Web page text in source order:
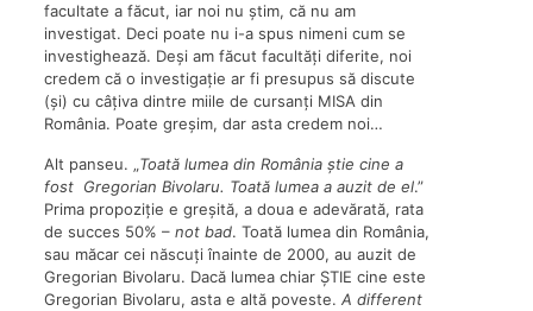
facultate a făcut, iar noi nu știm, că nu am
investigat. Deci poate nu i-a spus nimeni cum se
investighează. Deși am făcut facultăți diferite, noi
credem că o investigație ar fi presupus să discute
(și) cu câțiva dintre miile de cursanți MISA din
România. Poate greșim, dar asta credem noi…
Alt panseu. „Toată lumea din România știe cine a
fost Gregorian Bivolaru. Toată lumea a auzit de el.”
Prima propoziție e greșită, a doua e adevărată, rata
de succes 50% – not bad. Toată lumea din România,
sau măcar cei născuți înainte de 2000, au auzit de
Gregorian Bivolaru. Dacă lumea chiar ȘTIE cine este
Gregorian Bivolaru, asta e altă poveste. A different